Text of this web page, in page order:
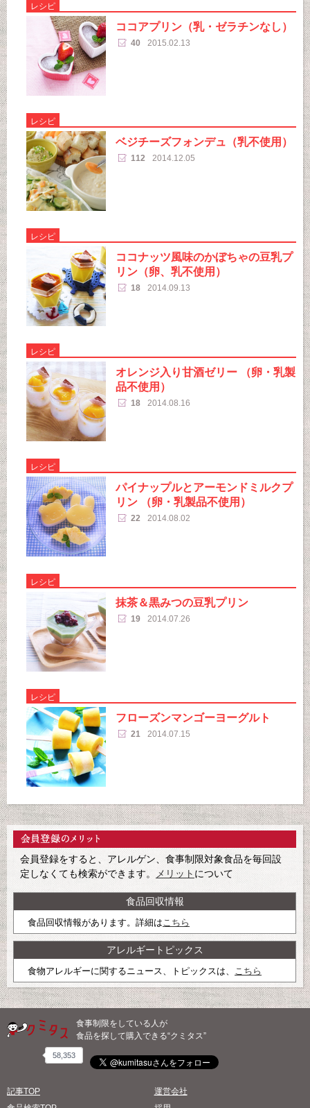
レシピ
ココアプリン（乳・ゼラチンなし）
40 2015.02.13
レシピ
ベジチーズフォンデュ（乳不使用）
112 2014.12.05
レシピ
ココナッツ風味のかぼちゃの豆乳プ
リン（卵、乳不使用）
18 2014.09.13
レシピ
オレンジ入り甘酒ゼリー （卵・乳製
品不使用）
18 2014.08.16
レシピ
パイナップルとアーモンドミルクプ
リン （卵・乳製品不使用）
22 2014.08.02
レシピ
抹茶＆黒みつの豆乳プリン
19 2014.07.26
レシピ
フローズンマンゴーヨーグルト
21 2014.07.15
会員登録をすると、アレルゲン、食事制限対象食品を毎回設
定しなくても検索ができます。
メリット について
食品回収情報
食品回収情報があります。詳細は こちら
アレルギートピックス
食物アレルギーに関するニュース、トピックスは、 こちら
食事制限をしている人が
食品を探して購入できる“クミタス”
58,353
記事TOP
運営会社